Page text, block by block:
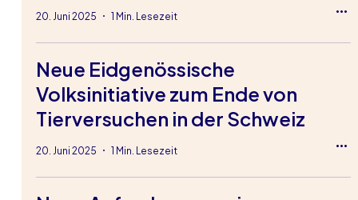
20. Juni 2025 1 Min. Lesezeit
Neue Eidgenössische
Volksinitiative zum Ende von
Tierversuchen in der Schweiz
20. Juni 2025 1 Min. Lesezeit